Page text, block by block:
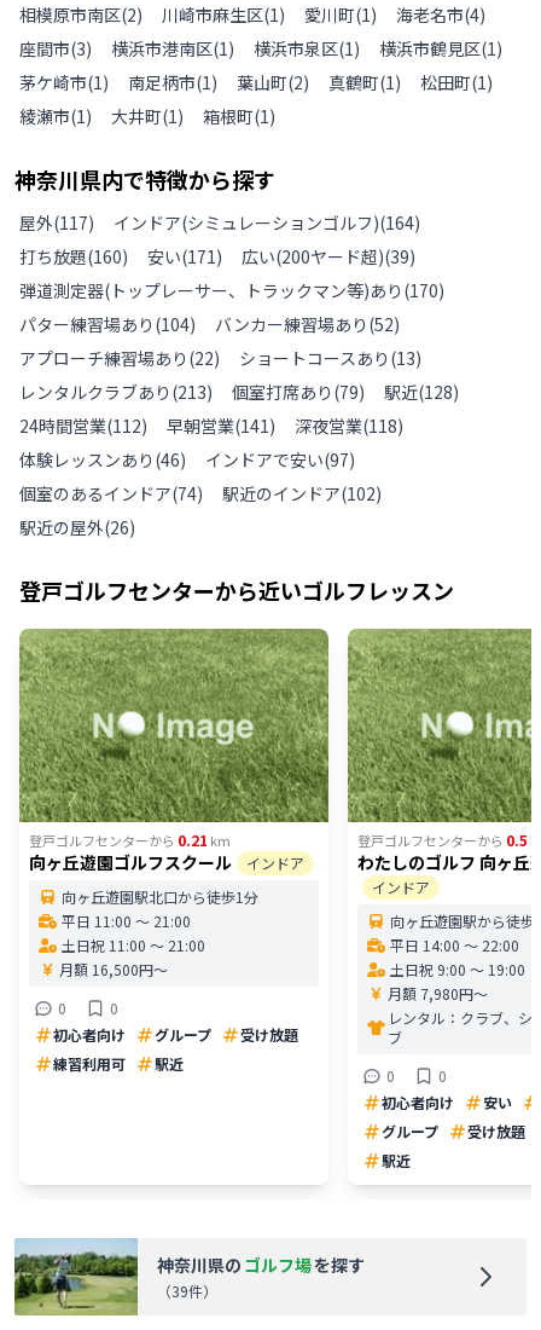
相模原市南区(2) 川崎市麻生区(1) 愛川町(1) 海老名市(4)
座間市(3) 横浜市港南区(1) 横浜市泉区(1) 横浜市鶴見区(1)
茅ケ崎市(1) 南足柄市(1) 葉山町(2) 真鶴町(1) 松田町(1)
綾瀬市(1) 大井町(1) 箱根町(1)
神奈川県内で特徴から探す
屋外(117) インドア(シミュレーションゴルフ)(164)
打ち放題(160) 安い(171) 広い(200ヤード超)(39)
弾道測定器(トップレーサー、トラックマン等)あり (170)
パター練習場あり (104) バンカー練習場あり (52)
アプローチ練習場あり (22) ショートコースあり (13)
レンタルクラブあり (213) 個室打席あり (79) 駅近(128)
24時間営業(112) 早朝営業(141) 深夜営業(118)
体験レッスンあり (46) インドアで安い(97)
個室のあるインドア(74) 駅近のインドア(102)
駅近の屋外(26)
登戸ゴルフセンターから近いゴルフレッスン
登戸ゴルフセンターから 0.21 km
向ヶ丘遊園ゴルフスクール
インドア
向ヶ丘遊園駅北口から徒歩1分
平日 11:00 〜 21:00
土日祝 11:00 〜 21:00
月額 16,500円〜
0
0
初心者向け
グループ
受け放題
練習利用可
駅近
登戸ゴルフセンターから 0.5
わたしのゴルフ 向ヶ丘
インドア
向ヶ丘遊園駅から徒歩
平日 14:00 〜 22:00
土日祝 9:00 〜 19:00
月額 7,980円〜
レンタル： クラブ、シ
ブ
0
0
初心者向け
安い
グループ
受け放題
駅近
神奈川県の ゴルフ場を探す
（39件）